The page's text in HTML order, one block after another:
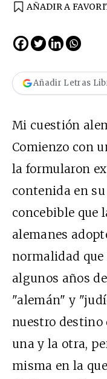
AÑADIR A
Añadir Letras
Mi cuestión
Comienzo con
la formularon
contenida en su
concebible que
alemanes
normalidad
algunos años
"alemán" y
nuestro destino
una y la otra,
misma en la